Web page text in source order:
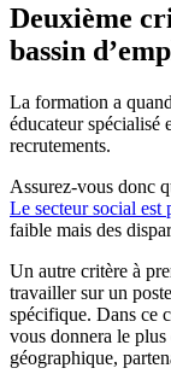
Deuxième
bassin
La formation a
éducateur spécialisé
recrutements.
Assurez-vous donc
Le secteur social est
faible mais des
Un autre critère à
travailler sur un
spécifique. Dans ce
vous donnera le
géographique,